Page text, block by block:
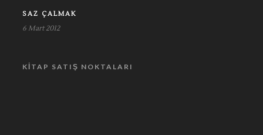
SAZ ÇALMAK
6 Mart 2012
KITAP SATIŞ NOKTALARI